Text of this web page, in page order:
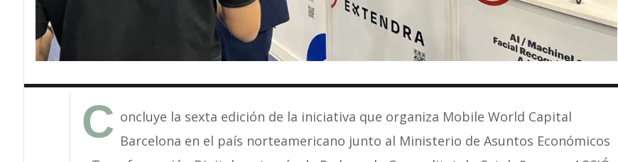
C oncluye la sexta edición de la iniciativa que organiza Mobile World Capital
Barcelona en el país norteamericano junto al Ministerio de Asuntos Económicos